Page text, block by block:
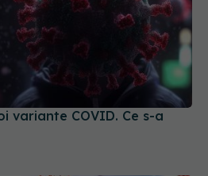
variante COVID. Ce s-a